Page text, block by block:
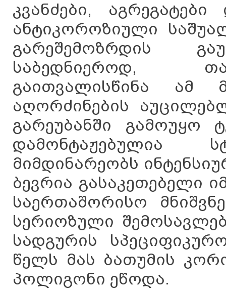
კვანძები,
ანტიკოროზიული
გარეშემოზრდის
საბედნიეროდ,
გაითვალისწინა ამ
აღორძინების
გარეუბანში გამოუყო
დამონტაჟებულია
მიმდინარეობს
ბევრია გასაკეთებელი
საერთაშორისო
სერიოზული
სადგურის
წელს მას ბათუმის
პოლიგონი ეწოდა.